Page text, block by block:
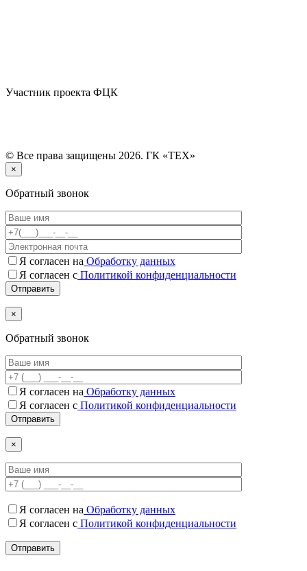
Участник проекта ФЦК
© Все права защищены 2026. ГК «ТЕХ»
×
Обратный звонок
Я согласен на Обработку данных
Я согласен с Политикой конфиденциальности
×
Обратный звонок
Я согласен на Обработку данных
Я согласен c Политикой конфиденциальности
×
Я согласен на Обработку данных
Я согласен c Политикой конфиденциальности